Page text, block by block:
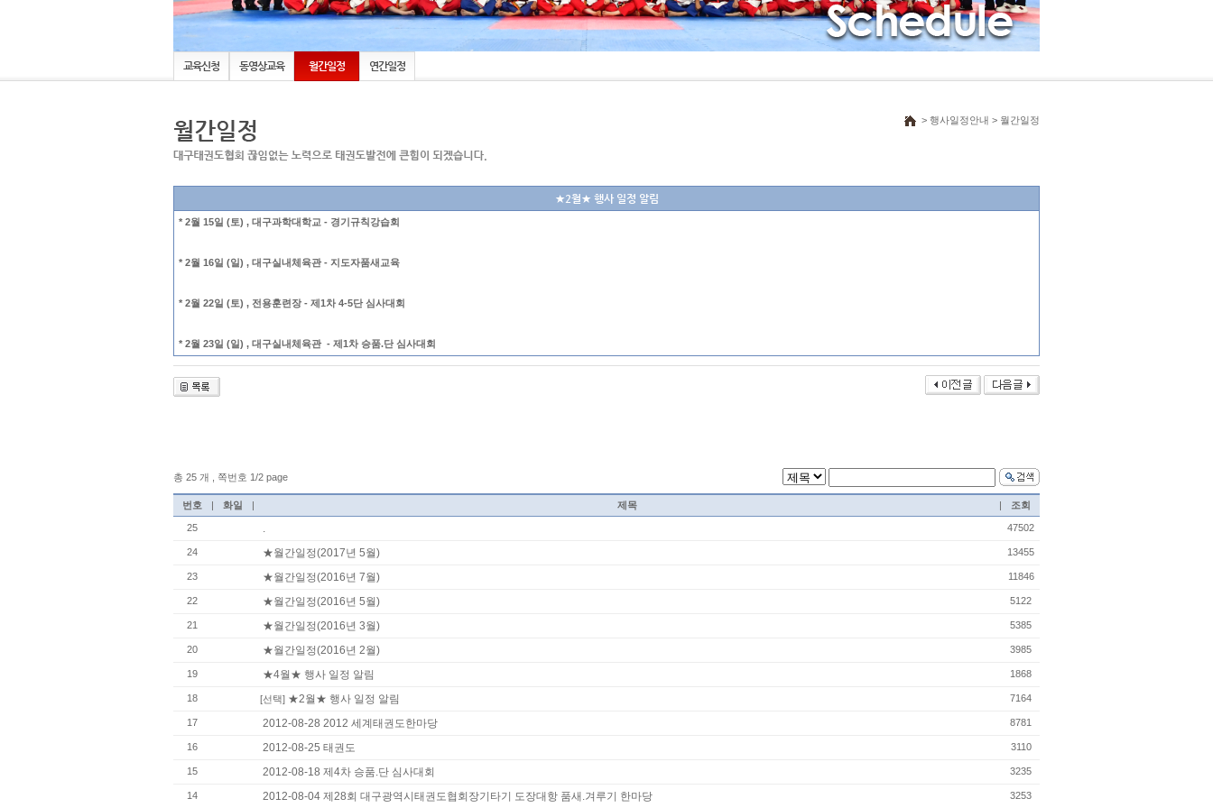
교육신청 동영상교육 월간일정 연간일정
> 행사일정안내 > 월간일정
★2월★ 행사 일정 알림
* 2월 15일 (토) , 대구과학대학교 - 경기규칙강습회
* 2월 16일 (일) , 대구실내체육관 - 지도자품새교육
* 2월 22일 (토) , 전용훈련장 - 제1차 4-5단 심사대회
* 2월 23일 (일) , 대구실내체육관 - 제1차 승품.단 심사대회
총 25 개 , 쪽번호 1/2 page
번호 | 화일 | 제목 | 조회
25 . 47502
24 ★월간일정(2017년 5월) 13455
23 ★월간일정(2016년 7월) 11846
22 ★월간일정(2016년 5월) 5122
21 ★월간일정(2016년 3월) 5385
20 ★월간일정(2016년 2월) 3985
19 ★4월★ 행사 일정 알림 1868
18 [선택] ★2월★ 행사 일정 알림 7164
17 2012-08-28 2012 세계태권도한마당 8781
16 2012-08-25 태권도 3110
15 2012-08-18 제4차 승품.단 심사대회 3235
14 2012-08-04 제28회 대구광역시태권도협회장기타기 도장대항 품새.겨루기 한마당 3253